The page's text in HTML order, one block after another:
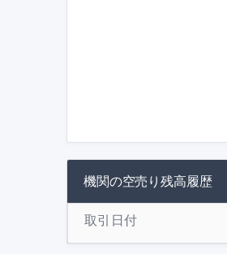
機関の空売り残高履歴
取引日付